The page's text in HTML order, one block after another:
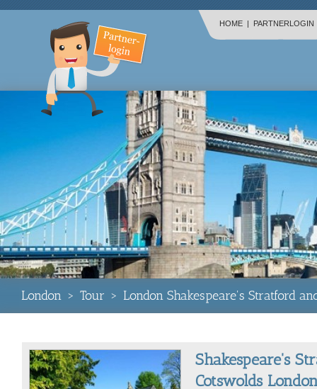
HOME | PARTNERLOGIN
London > Tour > London Shakespeare's Stratford
Shakespeare's
Cotswolds